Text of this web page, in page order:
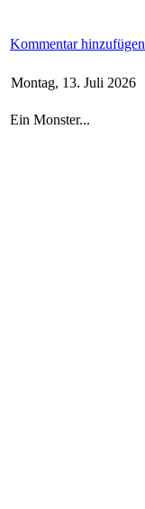
Kommentar hinzufügen
Montag, 13. Juli 2026
Ein Monster...